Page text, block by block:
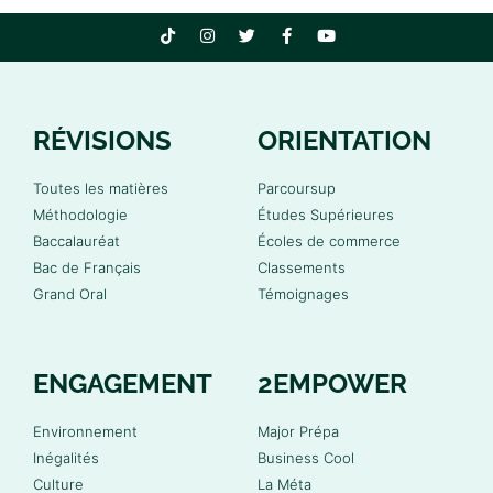
RÉVISIONS
Toutes les matières
Méthodologie
Baccalauréat
Bac de Français
Grand Oral
ORIENTATION
Parcoursup
Études Supérieures
Écoles de commerce
Classements
Témoignages
ENGAGEMENT
Environnement
Inégalités
Culture
2EMPOWER
Major Prépa
Business Cool
La Méta